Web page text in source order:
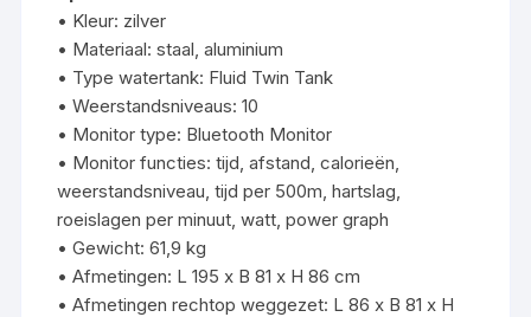
• Kleur: zilver
• Materiaal: staal, aluminium
• Type watertank: Fluid Twin Tank
• Weerstandsniveaus: 10
• Monitor type: Bluetooth Monitor
• Monitor functies: tijd, afstand, calorieën,
weerstandsniveau, tijd per 500m, hartslag,
roeislagen per minuut, watt, power graph
• Gewicht: 61,9 kg
• Afmetingen: L 195 x B 81 x H 86 cm
• Afmetingen rechtop weggezet: L 86 x B 81 x H